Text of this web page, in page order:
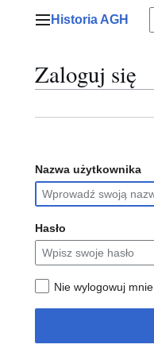
Menu główne
Historia AGH
Zaloguj się
Nazwa użytkownika
Hasło
Nie wylogowuj mnie